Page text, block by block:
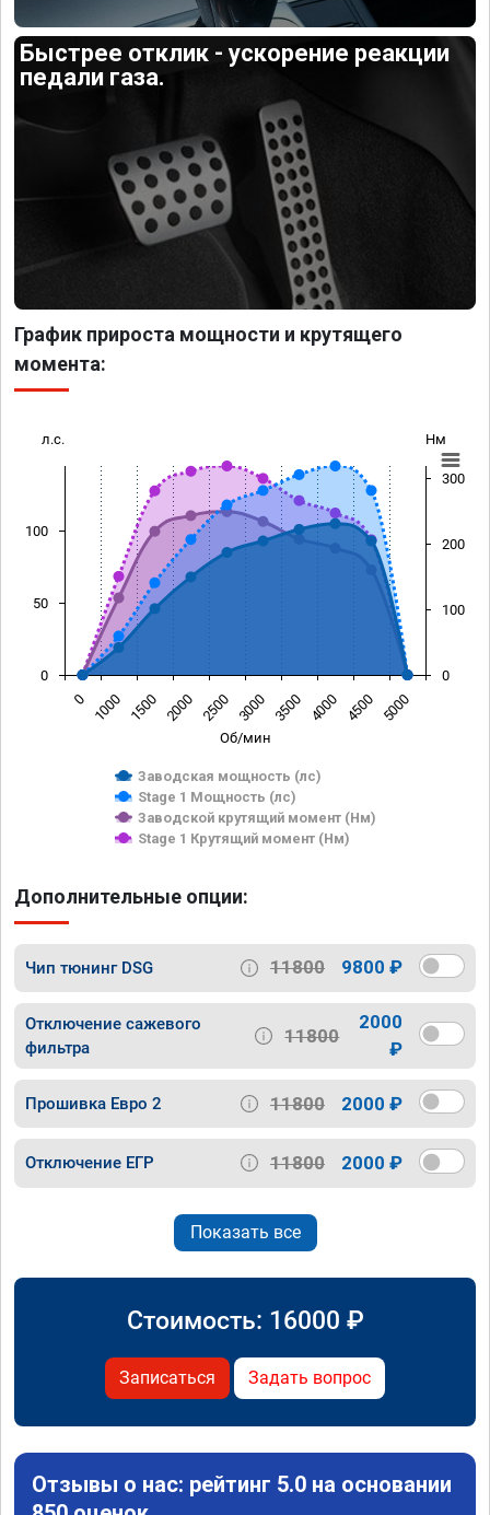
Быстрее отклик - ускорение реакции
педали газа.
График прироста мощности и крутящего
момента:
Об/мин
л.с. Нм
Заводская мощность (лс)
Stage 1 Мощность (лс)
Заводской крутящий момент (Нм)
Stage 1 Крутящий момент (Нм)
0 1000 1500 2000 2500 3000 3500 4000 4500 5000
0
50
100
0
100
200
300
Дополнительные опции:
Чип тюнинг DSG 11800 9800 ₽
Отключение сажевого
фильтра
11800
2000
₽
Прошивка Евро 2 11800 2000 ₽
Отключение ЕГР 11800 2000 ₽
Показать все
Стоимость: 16000 ₽
Записаться Задать вопрос
Отзывы о нас: рейтинг 5.0 на основании